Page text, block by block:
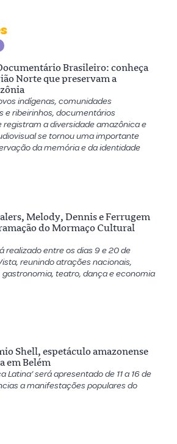
Brasileiro: conheça
Norte que preservam a
indígenas, comunidades
e ribeirinhos, documentários
registram a diversidade amazônica e
se tornou uma importante
da memória e da identidade
Melody, Dennis e Ferrugem
do Mormaço Cultural
realizado entre os dias 9 e 20 de
reunindo atrações nacionais,
gastronomia, teatro, dança e economia
Shell, espetáculo amazonense
em Belém
Latina’ será apresentado de 11 a 16 de
a manifestações populares do